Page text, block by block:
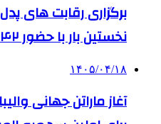
برگزاری رقابت های
نخستین بار با حضور ۴۲ تیم
۱۴۰۵/۰۴/۱۸
آغاز ماراتن جهانی